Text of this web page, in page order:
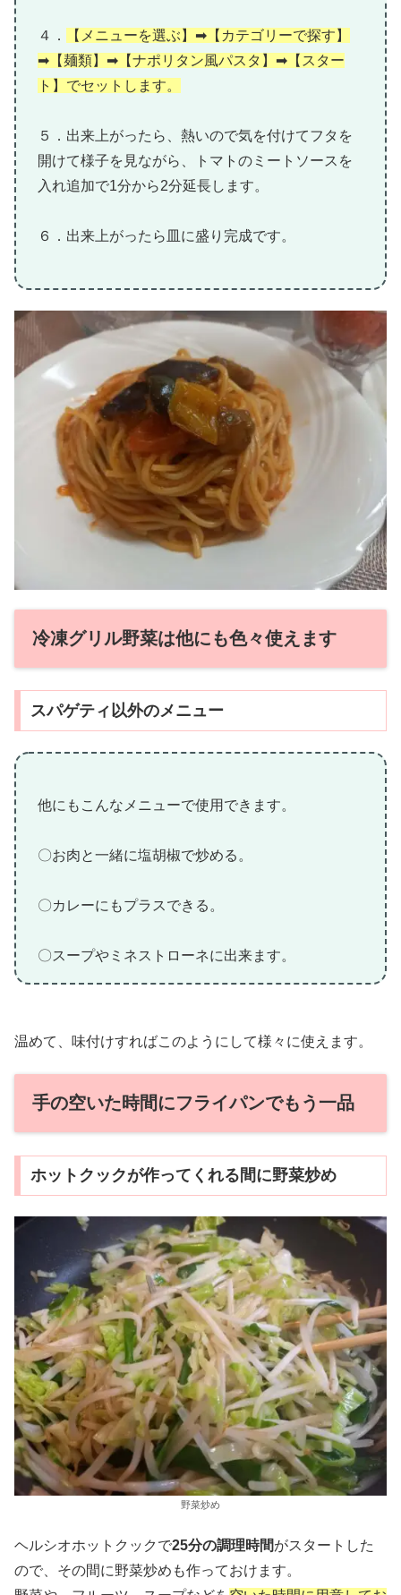
４．
【メニューを選ぶ】➡【カテゴリーで探す】
➡【麺類】➡【ナポリタン風パスタ】➡【スター
ト】でセットします。
５．出来上がったら、熱いので気を付けてフタを
開けて様子を見ながら、トマトのミートソースを
入れ追加で1分から2分延長します。
６．出来上がったら皿に盛り完成です。
冷凍グリル野菜は他にも色々使えます
スパゲティ以外のメニュー
他にもこんなメニューで使用できます。
〇お肉と一緒に塩胡椒で炒める。
〇カレーにもプラスできる。
〇スープやミネストローネに出来ます。
温めて、味付けすればこのようにして様々に使えます。
手の空いた時間にフライパンでもう一品
ホットクックが作ってくれる間に野菜炒め
野菜炒め
ヘルシオホットクックで25分の調理時間がスタートした
ので、その間に野菜炒めも作っておけます。